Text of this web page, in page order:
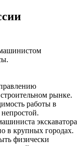
рынке.
работы в
экскаватора
в крупных городах.
физически